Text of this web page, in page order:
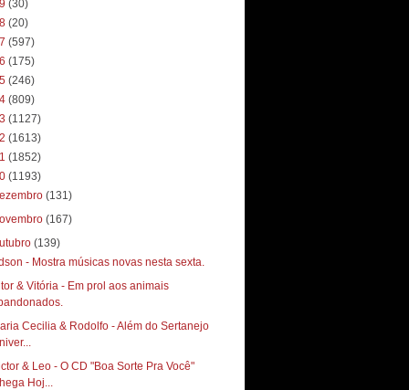
(30)
(20)
(597)
(175)
(246)
(809)
(1127)
(1613)
(1852)
(1193)
(131)
(167)
(139)
- Mostra músicas novas nesta sexta.
& Vitória - Em prol aos animais
Cecilia & Rodolfo - Além do Sertanejo
& Leo - O CD "Boa Sorte Pra Você"
Hoj...